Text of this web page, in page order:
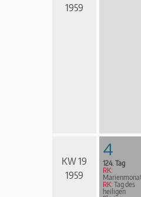
1959
KW 19
1959
4
124. Tag
RK:
RK: Tag des
heiligen